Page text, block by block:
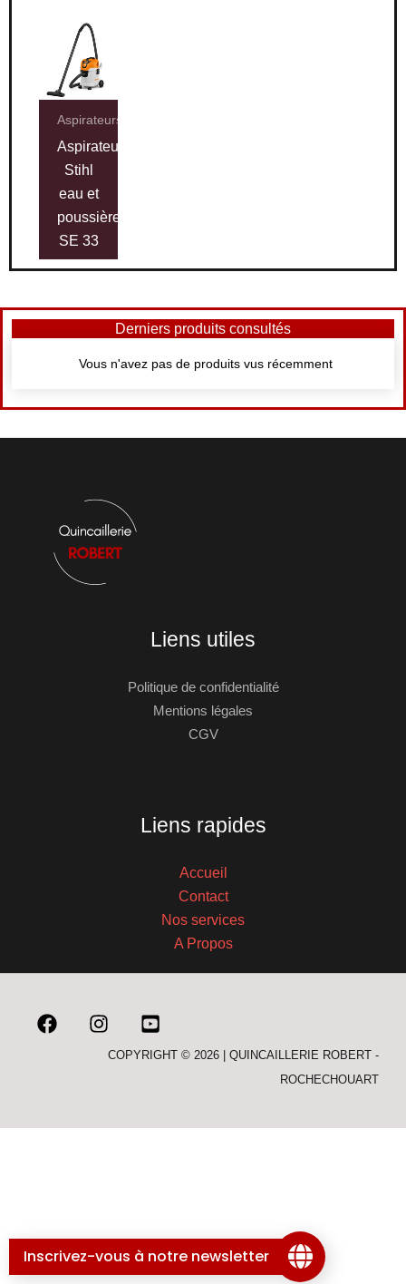
Aspirateurs
Aspirateur
Stihl
eau et
poussières
SE 33
Derniers produits consultés
Vous n'avez pas de produits vus récemment
Liens utiles
Politique de confidentialité
Mentions légales
CGV
Liens rapides
Accueil
Contact
Nos services
A Propos
COPYRIGHT © 2026 | QUINCAILLERIE ROBERT -
ROCHECHOUART
Inscrivez-vous à notre newsletter